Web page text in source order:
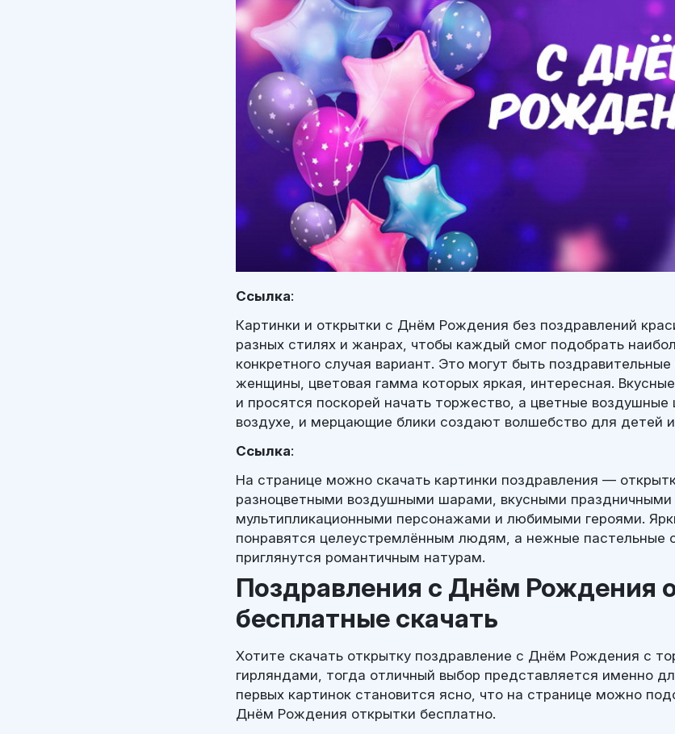
Ссылка:
Картинки и открытки с Днём Рождения без поздравлений
разных стилях и жанрах, чтобы каждый смог подобрать
конкретного случая вариант. Это могут быть
женщины, цветовая гамма которых яркая, интересная.
и просятся поскорей начать торжество, а цветные
воздухе, и мерцающие блики создают волшебство для детей
Ссылка:
На странице можно скачать картинки поздравления —
разноцветными воздушными шарами, вкусными
мультипликационными персонажами и любимыми героями.
понравятся целеустремлённым людям, а нежные пастельные
приглянутся романтичным натурам.
Поздравления с Днём Рождения
бесплатные скачать
Хотите скачать открытку поздравление с Днём Рождения с
гирляндами, тогда отличный выбор представляется именно
первых картинок становится ясно, что на странице можно
Днём Рождения открытки бесплатно.